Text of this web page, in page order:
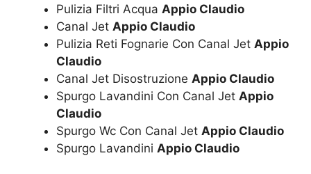
Pulizia Filtri Acqua Appio Claudio
Canal Jet Appio Claudio
Pulizia Reti Fognarie Con Canal Jet Appio
Claudio
Canal Jet Disostruzione Appio Claudio
Spurgo Lavandini Con Canal Jet Appio
Claudio
Spurgo Wc Con Canal Jet Appio Claudio
Spurgo Lavandini Appio Claudio